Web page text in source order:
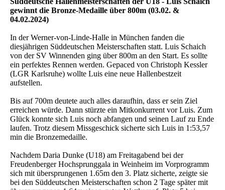
gewinnt die Bronze-Medaille über 800m (03.02. &
04.02.2024)
In der Werner-von-Linde-Halle in München fanden die
diesjährigen Süddeutschen Meisterschaften statt. Luis Schaich
von der SV Winnenden ging über 800m an den Start. Es sollte
ein perfektes Rennen werden. Gepaced von Christoph Kessler
(LGR Karlsruhe) wollte Luis eine neue Hallenbestzeit
aufstellen.
Bis auf 700m deutete auch alles daraufhin, dass er sein Ziel
erreichen würde. Dann stürzte ein Mitkonkurrent vor Luis. Zum
Glück konnte sich Luis noch abfangen und seinen Lauf zu Ende
laufen. Trotz diesem Missgeschick sicherte sich Luis in 1:53,57
min die Bronzemedaille.
Nachdem Daria Dunke (U18) am Freitagabend bei der
Freudenberger Hochsprunggala in Weinheim im Vorprogramm
sich mit übersprungenen 1.65m den 3. Platz sicherte, zeigte sie
bei den Süddeutschen Meisterschaften schon 2 Tage später mit